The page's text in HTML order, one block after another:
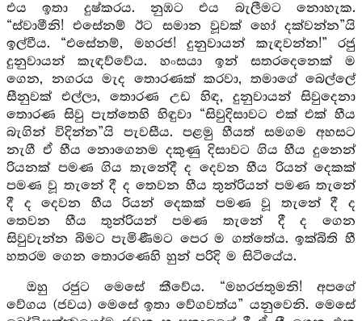
එය ඉතා දුෂ්කරය. නුඹට එය බැලීමට නොහැක.
“ස්වාමීනි! එසේනම් ඊට සමාන වූවක් හෝ දක්වන්න”යි
ඉල්වීය. “එසේනම්, මහරජ! දුනුවායන් කැඳවන්න!” රජු
දුනුවායන් කැඳව්වේය. හංසයා ඉන් සතරදෙනෙක් ම
ගෙන, නගරය මැද තොරණක් කරවා, තමාගේ බෙල්ලේ
සීනුවක් එල්ලා, තොරණ උඩ හිඳ, දුනුවායන් සිවුදෙනා
තොරණ සිවු පැත්තෙහි හිඳුවා “සිවුදිසාවට එක් එක් හීය
බැගින් විදින්න”යි පැවසීය. පළමු හීයත් සමගම අහසට
නැගී ඒ හීය නොගෙනම දකුණු දිසාවට ගිය හීය දුනෙන්
රියනක් පමණ ගිය තැනේදී ද දෙවන හීය රියන් දෙකක්
පමණ වූ තැනේ දී ද තෙවන හීය තුන්රියන් පමණ තැනේ
දී ද දෙවන හීය රියන් දෙකක් පමණ වූ තැනේ දී ද
තෙවන හීය තුන්රියන් පමණ තැනේ දී ද ගෙන
සිවුවැන්න බිමට පැමිණීමට පෙර ම ගත්තේය. ඉක්බිති හී
හතරම ගෙන තොරණෙහි හුන් පරිදි ම සිටියේය.
ඔහු රජුට මෙසේ කීවේය. “මහරජතුමනි! අපගේ
වේගය (ජවය) මෙසේ ඉතා වේගවත්ය” යනුවෙනි. මෙසේ